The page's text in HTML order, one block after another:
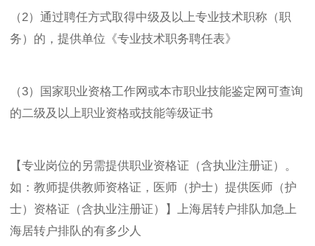
（2）通过聘任方式取得中级及以上专业技术职称（职
务）的，提供单位《专业技术职务聘任表》
（3）国家职业资格工作网或本市职业技能鉴定网可查询
的二级及以上职业资格或技能等级证书
【专业岗位的另需提供职业资格证（含执业注册证）。
如：教师提供教师资格证，医师（护士）提供医师（护
士）资格证（含执业注册证）】上海居转户排队加急上
海居转户排队的有多少人